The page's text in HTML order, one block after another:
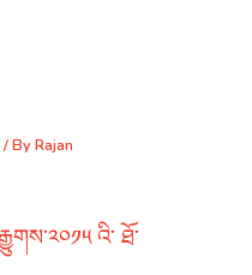
/ ByRajan
འི་ ཐོ་